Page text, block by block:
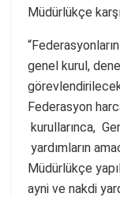
Müdürlükçe
genel kurul,
Federasyon
kurullarınca,
yardımların
Müdürlükçe
ayni ve nakdi